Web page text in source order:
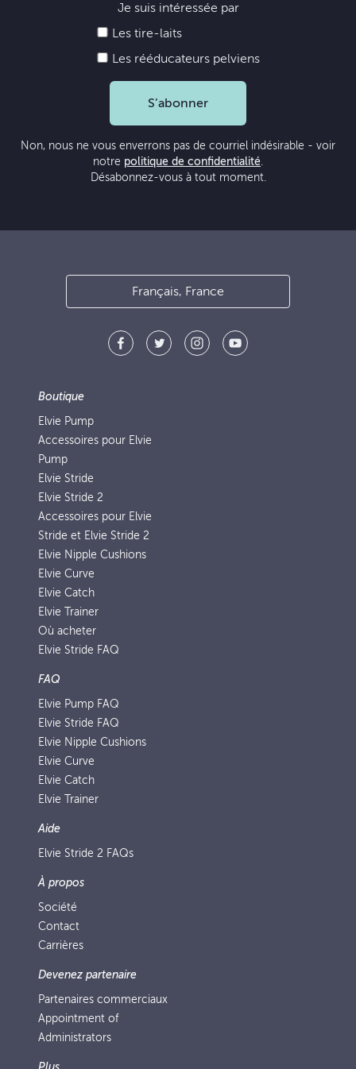
Je suis intéressée par
Les tire-laits
Les rééducateurs pelviens
S’abonner
Non, nous ne vous enverrons pas de courriel indésirable - voir
notre politique de confidentialité.
Désabonnez-vous à tout moment.
Français, France
Boutique
Elvie Pump
Accessoires pour Elvie
Pump
Elvie Stride
Elvie Stride 2
Accessoires pour Elvie
Stride et Elvie Stride 2
Elvie Nipple Cushions
Elvie Curve
Elvie Catch
Elvie Trainer
Où acheter
Elvie Stride FAQ
FAQ
Elvie Pump FAQ
Elvie Stride FAQ
Elvie Nipple Cushions
Elvie Curve
Elvie Catch
Elvie Trainer
Aide
Elvie Stride 2 FAQs
À propos
Société
Contact
Carrières
Devenez partenaire
Partenaires commerciaux
Appointment of
Administrators